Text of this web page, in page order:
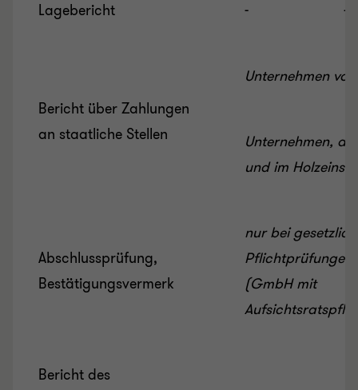
Lagebericht - -
Bericht über Zahlungen
an staatliche Stellen
Unternehmen
Unternehmen,
und im
Abschlussprüfung,
Bestätigungsvermerk
nur bei
Pflichtprüfungen
(GmbH mit
Bericht des